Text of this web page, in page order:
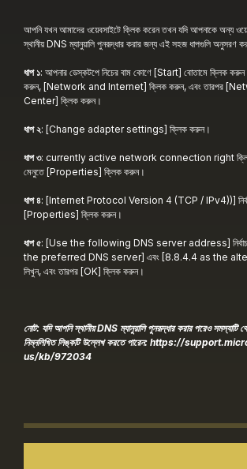
আপনি যখন আমাদের ওয়েবসাইটে ক্লিক করেন তখন যদি আপনাকে অন্য
স্থানীয় DNS ম্যানুয়ালি পুনরূদ্ধার করার জন্য এই সহজ ধাপগুলি অনুসরণ
ধাপ ১: আপনার ডেস্কটপে নিচের বাম কোণে [Start] বোতামে ক্লিক
করুন, [Network and Internet] ক্লিক করুন, এবং তারপর
Center] ক্লিক করুন।
ধাপ ২: [Change adapter settings] ক্লিক করুন।
ধাপ ৩: currently active network connection right
মেনুতে [Properties] ক্লিক করুন।
ধাপ ৪: [Internet Protocol Version 4 (TCP / IPv4))]
[Properties] ক্লিক করুন।
ধাপ ৫: [Use the following DNS server address]
the preferred DNS server] এবং [8.8.4.4 as the
লিখুন, এবং তারপর [OK] ক্লিক করুন।
নোট: যদি আপনি স্থানীয় DNS ম্যানুয়ালি পুনরূদ্ধার করার পরেও সমস্যাটি
নিম্নলিখিত লিঙ্কটি উল্লেখ করতে পারেন: https://
us/kb/972034